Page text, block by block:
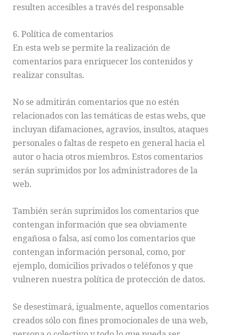
resulten accesibles a través del responsable
6. Política de comentarios
En esta web se permite la realización de
comentarios para enriquecer los contenidos y
realizar consultas.
No se admitirán comentarios que no estén
relacionados con las temáticas de estas webs, que
incluyan difamaciones, agravios, insultos, ataques
personales o faltas de respeto en general hacia el
autor o hacia otros miembros. Estos comentarios
serán suprimidos por los administradores de la
web.
También serán suprimidos los comentarios que
contengan información que sea obviamente
engañosa o falsa, así como los comentarios que
contengan información personal, como, por
ejemplo, domicilios privados o teléfonos y que
vulneren nuestra política de protección de datos.
Se desestimará, igualmente, aquellos comentarios
creados sólo con fines promocionales de una web,